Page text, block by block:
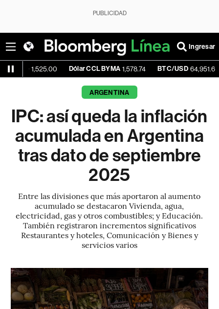
PUBLICIDAD
Ingresar
Dólar CCL BYMA 1,578.74 BTC/USD 64,951.63
ARGENTINA
IPC: así queda la inflación
acumulada en Argentina
tras dato de septiembre
2025
Entre las divisiones que más aportaron al aumento
acumulado se destacaron Vivienda, agua,
electricidad, gas y otros combustibles; y Educación.
También registraron incrementos significativos
Restaurantes y hoteles, Comunicación y Bienes y
servicios varios